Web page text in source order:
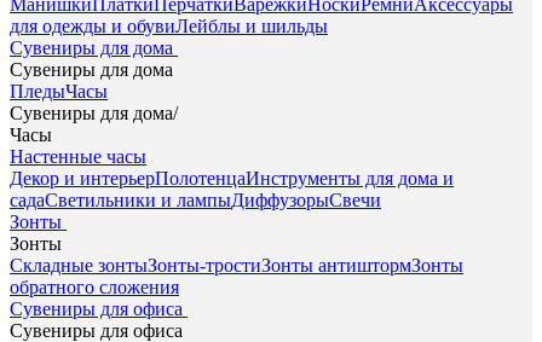
МанишкиПлаткиПерчаткиВарежкиНоскиРемниАксессуары
для одежды и обувиЛейблы и шильды
Сувениры для дома
Сувениры для дома
ПледыЧасы
Сувениры для дома/
Часы
Настенные часы
Декор и интерьерПолотенцаИнструменты для дома и
садаСветильники и лампыДиффузорыСвечи
Зонты
Зонты
Складные зонтыЗонты-тростиЗонты антиштормЗонты
обратного сложения
Сувениры для офиса
Сувениры для офиса